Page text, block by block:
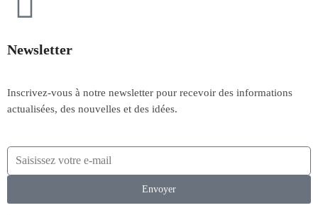
Newsletter
Inscrivez-vous à notre newsletter pour recevoir des informations
actualisées, des nouvelles et des idées.
Envoyer